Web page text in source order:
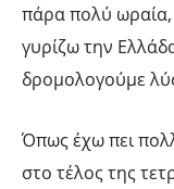
πάρα πολύ ωραία,
γυρίζω την
δρομολογούμε
Όπως έχω πει
στο τέλος της